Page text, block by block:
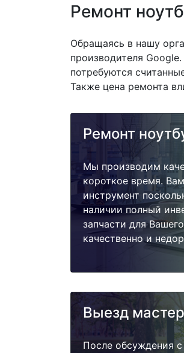
Ремонт
Обращаясь в нашу
производителя
потребуются
Также цена ремонта
Ремонт
Мы производим
короткое время.
инструмент
наличии полный
запчасти для
качественно и
Выезд
После обсуждения